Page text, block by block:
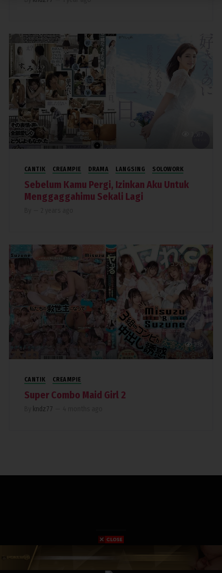
3,587
CANTIK CREAMPIE DRAMA LANGSING SOLOWORK
Sebelum Kamu Pergi, Izinkan Aku Untuk
Menggaggahimu Sekali Lagi
236
CANTIK CREAMPIE
Super Combo Maid Girl 2
kndz77